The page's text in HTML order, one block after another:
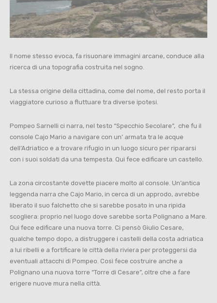
Il nome stesso evoca, fa risuonare immagini arcane, conduce alla
ricerca di una topografia costruita nel sogno.
La stessa origine della cittadina, come del nome, del resto porta il
viaggiatore curioso a fluttuare tra diverse ipotesi.
Pompeo Sarnelli ci narra, nel testo “Specchio Secolare”, che fu il
console Cajo Mario a navigare con un’ armata tra le acque
dell’Adriatico e a trovare rifugio in un luogo sicuro per ripararsi
con i suoi soldati da una tempesta. Qui fece edificare un castello.
La zona circostante dovette piacere molto al console. Un’antica
leggenda narra che Cajo Mario, in cerca di un approdo, avrebbe
liberato il suo falchetto che si sarebbe posato in una ripida
scogliera: proprio nel luogo dove sarebbe sorta Polignano a Mare.
Qui fece edificare una nuova torre. Ci pensò Giulio Cesare,
qualche tempo dopo, a distruggere i castelli della costa adriatica
a lui ribelli e a fortificare le città della riviera per proteggersi da
eventuali attacchi di Pompeo. Così fece costruire anche a
Polignano una nuova torre “Torre di Cesare”, oltre che a fare
erigere nuove mura nella città.